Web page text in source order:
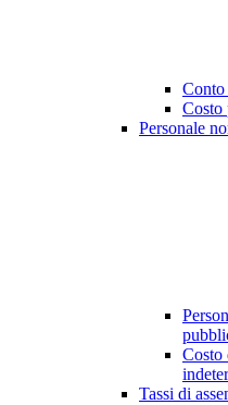
Conto
Costo
Personale
Costo
Tassi di